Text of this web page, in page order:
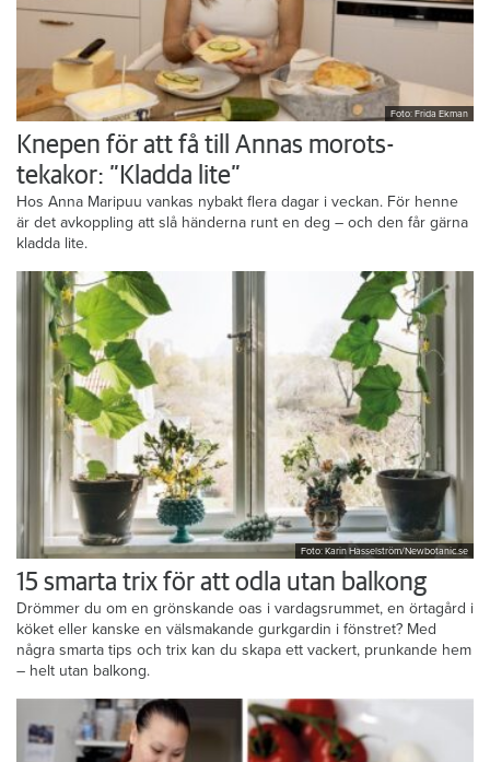
Knepen för att få till Annas morots-
tekakor: ”Kladda lite”
Hos Anna Maripuu vankas nybakt flera dagar i veckan. För henne
är det avkoppling att slå händerna runt en deg – och den får gärna
kladda lite.
Foto: Karin Hasselström/Newbotanic.se
15 smarta trix för att odla utan balkong
Drömmer du om en grönskande oas i vardagsrummet, en örtagård i
köket eller kanske en välsmakande gurkgardin i fönstret? Med
några smarta tips och trix kan du skapa ett vackert, prunkande hem
– helt utan balkong.